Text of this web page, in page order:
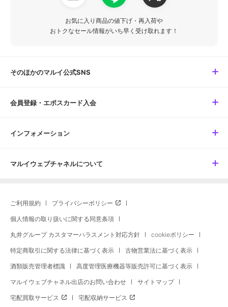
お気に入り商品の値下げ・再入荷や
おトクなセール情報がいち早く受け取れます！
そのほかのマルイ公式SNS
会員登録・エポスカード入会
インフォメーション
マルイウェブチャネルについて
ご利用規約 プライバシーポリシー
個人情報の取り扱いに関する同意条項
丸井グループ カスタマーハラスメント対応方針 cookieポリシー
特定商取引に関する法律に基づく表示 古物営業法に基づく表示
酒類販売管理者標識 高度管理医療機器等販売許可に基づく表示
マルイウェブチャネル出店のお問い合わせ サイトマップ
宅配買取サービス 宅配収納サービス